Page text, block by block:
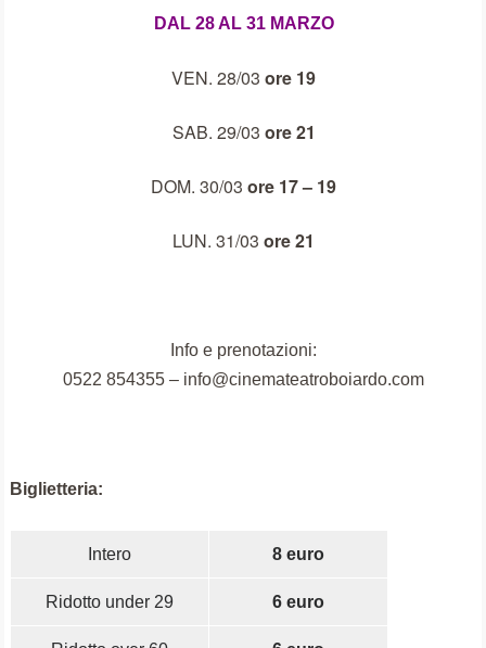
DAL 28 AL 31 MARZO
VEN. 28/03ore 19
SAB. 29/03 ore 21
DOM. 30/03ore 17 – 19
LUN. 31/03ore 21
Info e prenotazioni:
0522 854355 – info@cinemateatroboiardo.com
Biglietteria:
Intero 8 euro
Ridotto under 29 6 euro